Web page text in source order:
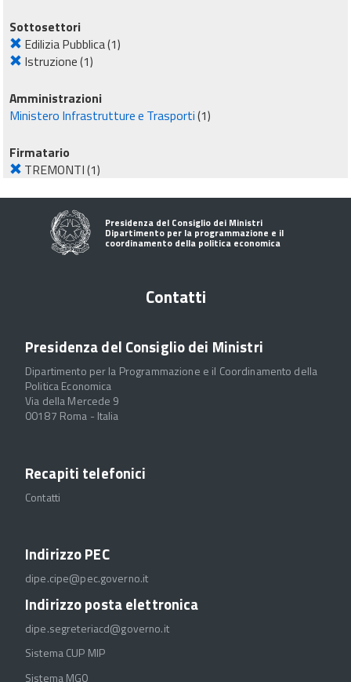
Sottosettori
Edilizia Pubblica(1)
Istruzione(1)
Amministrazioni
Ministero Infrastrutture e Trasporti(1)
Firmatario
TREMONTI(1)
Presidenza del Consiglio dei Ministri
Dipartimento per la programmazione e il
coordinamento della politica economica
Contatti
Presidenza del Consiglio dei Ministri
Dipartimento per la Programmazione e il Coordinamento della
Politica Economica
Via della Mercede 9
00187 Roma - Italia
Recapiti telefonici
Contatti
Indirizzo PEC
dipe.cipe@pec.governo.it
Indirizzo posta elettronica
dipe.segreteriacd@governo.it
Sistema CUP MIP
Sistema MGO